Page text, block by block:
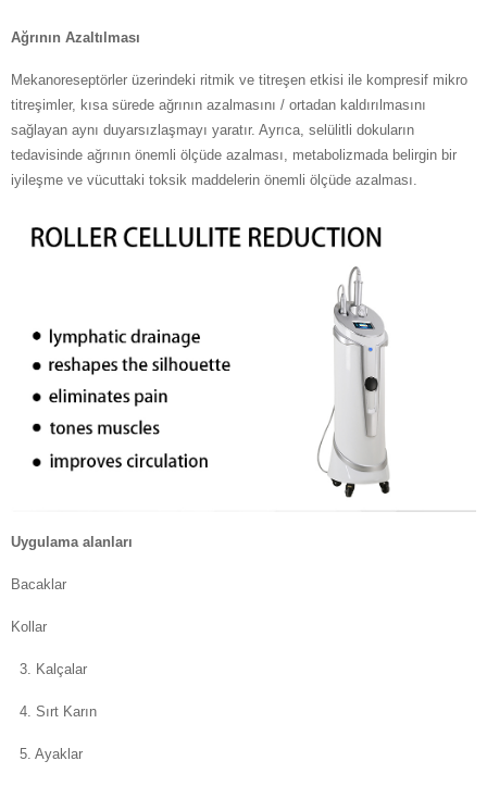
Ağrının Azaltılması
Mekanoreseptörler üzerindeki ritmik ve titreşen etkisi ile kompresif mikro
titreşimler, kısa sürede ağrının azalmasını / ortadan kaldırılmasını
sağlayan aynı duyarsızlaşmayı yaratır. Ayrıca, selülitli dokuların
tedavisinde ağrının önemli ölçüde azalması, metabolizmada belirgin bir
iyileşme ve vücuttaki toksik maddelerin önemli ölçüde azalması.
Uygulama alanları
Bacaklar
Kollar
3. Kalçalar
4. Sırt Karın
5. Ayaklar